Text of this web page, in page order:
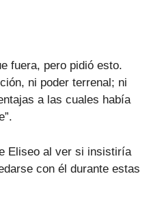
fuera, pero pidió esto.
ni poder terrenal; ni
a las cuales había
Eliseo al ver si insistiría
con él durante estas